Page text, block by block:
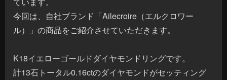
今回は、自社ブランド「Ailecroire（エルクロワー
ル）」の商品をご紹介させていただきます。
K18イエローゴールドダイヤモンドリングです。
計13石トータル0.16ctのダイヤモンドがセッティング